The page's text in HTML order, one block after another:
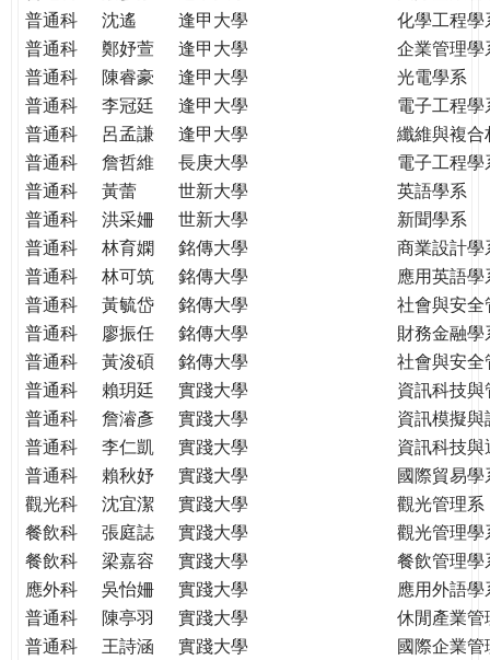
普通科
沈遙 逢甲大學
化學工程學
普通科
鄭妤萱 逢甲大學
企業管理學
普通科
陳睿豪 逢甲大學
光電學系
普通科
李冠廷 逢甲大學
電子工程學
普通科
呂孟謙 逢甲大學
纖維與複合
普通科
詹哲維 長庚大學
電子工程學
普通科
黃蕾 世新大學
英語學系
普通科
洪采姍 世新大學
新聞學系
普通科
林育嫻 銘傳大學
商業設計學
普通科
林可筑 銘傳大學
應用英語學
普通科
黃毓岱 銘傳大學
社會與安全
普通科
廖振任 銘傳大學
財務金融
普通科
黃浚碩 銘傳大學
社會與安
普通科
賴玥廷 實踐大學
資訊科技
普通科
詹濬彥 實踐大學
資訊模擬
普通科
李仁凱 實踐大學
資訊科技
普通科
賴秋妤 實踐大學
國際貿易學
觀光科
沈宜潔 實踐大學
觀光管理系
餐飲科
張庭誌 實踐大學
觀光管理學
餐飲科
梁嘉容 實踐大學
餐飲管理學
應外科
吳怡姍 實踐大學
應用外語學
普通科
陳亭羽 實踐大學
休閒產業
普通科
王詩涵 實踐大學
國際企業